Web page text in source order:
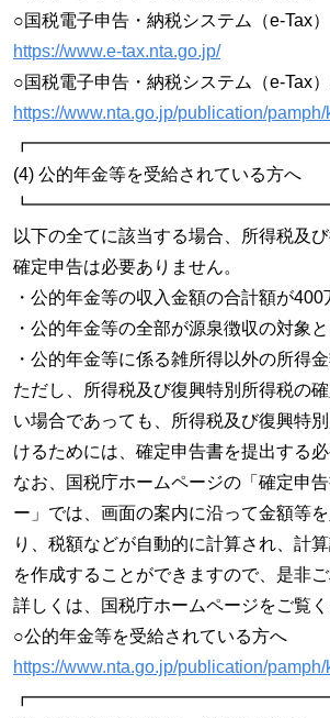
○国税電子申告・納税システム（e-Tax）
https://www.e-tax.nta.go.jp/
○国税電子申告・納税システム（e-Tax
https://www.nta.go.jp/publication/
(4) 公的年金等を受給されている方へ
以下の全てに該当する場合、所得税及
確定申告は必要ありません。
・公的年金等の収入金額の合計額が400
・公的年金等の全部が源泉徴収の対象
・公的年金等に係る雑所得以外の所得
ただし、所得税及び復興特別所得税の
い場合であっても、所得税及び復興特
けるためには、確定申告書を提出する必
なお、国税庁ホームページの「確定申
ー」では、画面の案内に沿って金額等
り、税額などが自動的に計算され、計
を作成することができますので、是非ご
詳しくは、国税庁ホームページをご覧く
○公的年金等を受給されている方へ
https://www.nta.go.jp/publication/